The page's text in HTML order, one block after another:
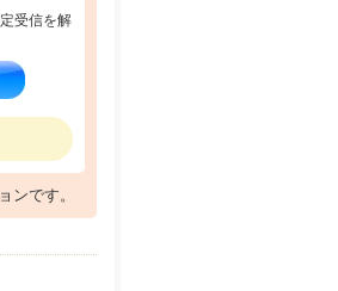
受信を解
ンです。